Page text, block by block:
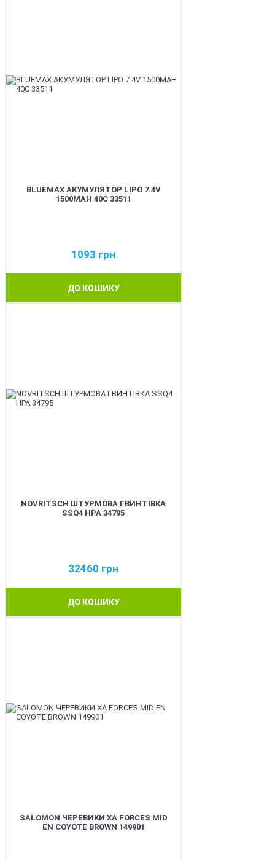
BLUEMAX АКУМУЛЯТОР LIPO 7.4V
1500MAH 40C 33511
1093 грн
ДО КОШИКУ
NOVRITSCH ШТУРМОВА ГВИНТІВКА
SSQ4 HPA 34795
32460 грн
ДО КОШИКУ
SALOMON ЧЕРЕВИКИ XA FORCES MID
EN COYOTE BROWN 149901